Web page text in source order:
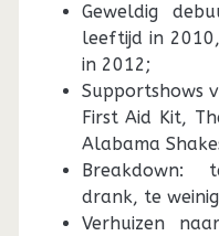
Geweldig
leeftijd in
in 2012;
Supportshows
First Aid Kit,
Alabama
Breakdown:
drank, te
Verhuizen